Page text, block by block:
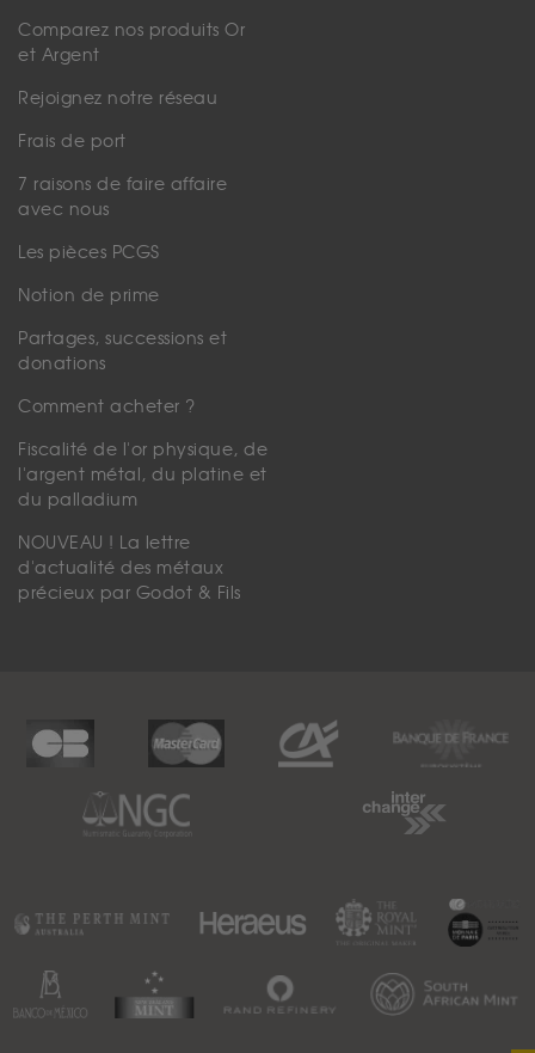
Comparez nos produits Or
et Argent
Rejoignez notre réseau
Frais de port
7 raisons de faire affaire
avec nous
Les pièces PCGS
Notion de prime
Partages, successions et
donations
Comment acheter ?
Fiscalité de l'or physique, de
l'argent métal, du platine et
du palladium
NOUVEAU ! La lettre
d'actualité des métaux
précieux par Godot & Fils